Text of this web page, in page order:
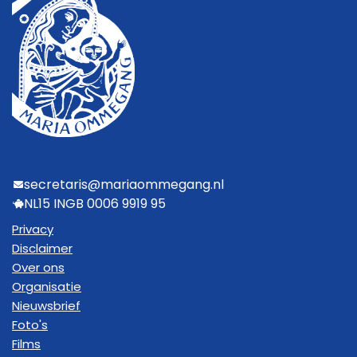
secretaris@mariaommegang.nl
NL15 INGB 0006 9919 95
Privacy
Disclaimer
Over ons
Organisatie
Nieuwsbrief
Foto's
Films